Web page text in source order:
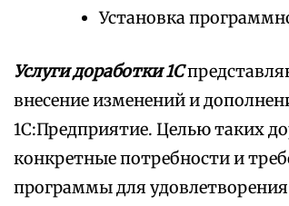
Установка
Услуги доработки 1С
внесение изменений и
1С:Предприятие. Целью таких
конкретные потребности и
программы для